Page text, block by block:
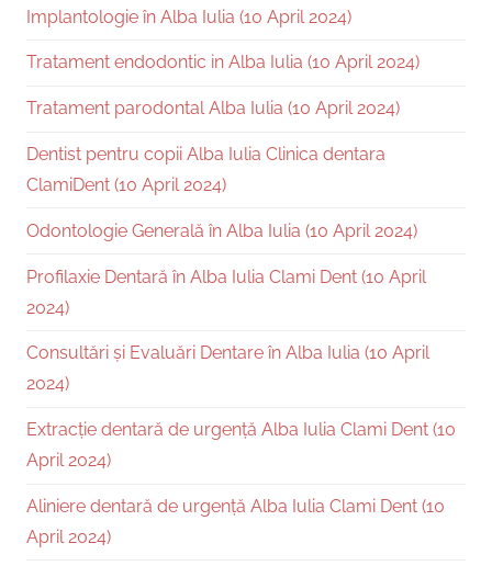
Implantologie în Alba Iulia (10 April 2024)
Tratament endodontic in Alba Iulia (10 April 2024)
Tratament parodontal Alba Iulia (10 April 2024)
Dentist pentru copii Alba Iulia Clinica dentara
ClamiDent (10 April 2024)
Odontologie Generală în Alba Iulia (10 April 2024)
Profilaxie Dentară în Alba Iulia Clami Dent (10 April
2024)
Consultări și Evaluări Dentare în Alba Iulia (10 April
2024)
Extracție dentară de urgență Alba Iulia Clami Dent (10
April 2024)
Aliniere dentară de urgență Alba Iulia Clami Dent (10
April 2024)